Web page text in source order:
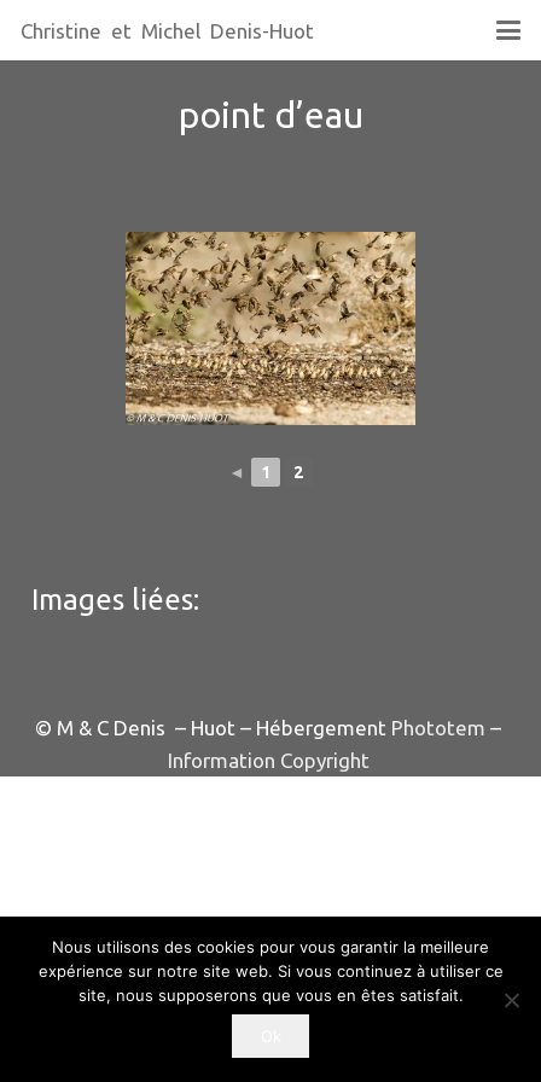
Christine et Michel Denis-Huot
point d’eau
◄ 1 2
Images liées:
© M & C Denis – Huot – Hébergement Phototem –
Information Copyright
Nous utilisons des cookies pour vous garantir la meilleure
expérience sur notre site web. Si vous continuez à utiliser ce
site, nous supposerons que vous en êtes satisfait.